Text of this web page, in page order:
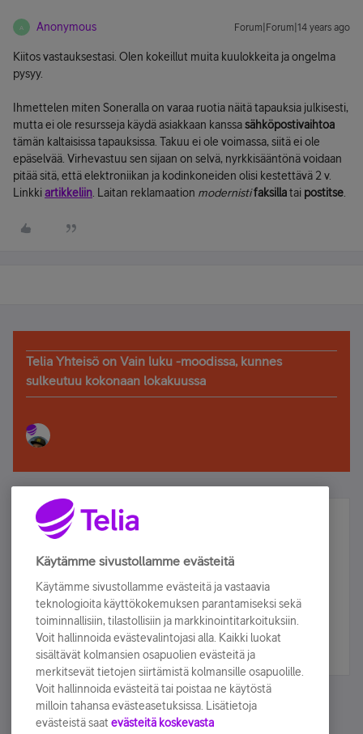
A Anonymous Forum|Forum|14 years ago
Kiitos vastauksestasi. Olen kokeillut muita kuulokkeita ja ongelma
pysyy.
Ihmettelen miten Soneralla on varaa ruotia näitä tapauksia julkisesti,
mutta ei ole resursseja käydä asiakkaan kanssasähköpostivaihtoa
tämän kaltaisissa tapauksissa. Takuu ei ole voimassa, siitä ei ole
epäselvää. Virhevastuu sen sijaan on selvä, nyrkkisääntönä voidaan
pitää sitä, että elektroniikan ja kodinkoneiden olisi kestettävä 2 v.
Linkkiartikkeliin . Laitan reklamaation modernistifaksillatai postitse
Telia Yhteisö on Vain luku -moodissa, kunnes
sulkeutuu kokonaan lokakuussa
Älä jää paitsi – osallistu ja voita!
Tilaa Telian uutiskirje ja olet mukana arvonnassa.
sähköpostiisi.
Tilaa nyt
Käytämme sivustollamme evästeitä
Käytämme sivustollamme evästeitä ja vastaavia
teknologioita käyttökokemuksen parantamiseksi sekä
toiminnallisiin, tilastollisiin ja markkinointitarkoituksiin.
Voit hallinnoida evästevalintojasi alla. Kaikki luokat
sisältävät kolmansien osapuolien evästeitä ja
merkitsevät tietojen siirtämistä kolmansille osapuolille.
Voit hallinnoida evästeitä tai poistaa ne käytöstä
milloin tahansa evästeasetuksissa. Lisätietoja
evästeistä saat evästeitä koskevasta